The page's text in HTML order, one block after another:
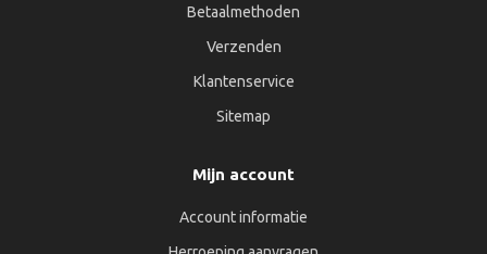
Betaalmethoden
Verzenden
Klantenservice
Sitemap
Mijn account
Account informatie